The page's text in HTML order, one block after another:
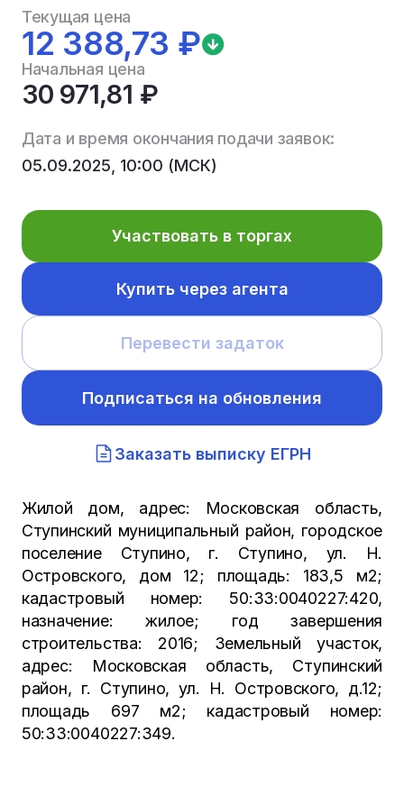
Текущая цена
12 388,73 ₽
Начальная цена
30 971,81 ₽
Дата и время окончания подачи заявок:
05.09.2025, 10:00 (МСК)
Участвовать в торгах
Купить через агента
Перевести задаток
Подписаться на обновления
Заказать выписку ЕГРН
Жилой дом, адрес: Московская область,
Ступинский муниципальный район, городское
поселение Ступино, г. Ступино, ул. Н.
Островского, дом 12; площадь: 183,5 м2;
кадастровый номер: 50:33:0040227:420,
назначение: жилое; год завершения
строительства: 2016; Земельный участок,
адрес: Московская область, Ступинский
район, г. Ступино, ул. Н. Островского, д.12;
площадь 697 м2; кадастровый номер:
50:33:0040227:349.